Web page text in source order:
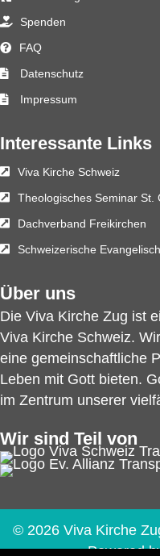
Spenden
FAQ
Datenschutz
Impressum
Interessante Links
Viva Kirche Schweiz
Theologisches Seminar St.
Dachverband Freikirchen
Schweizerische
Über uns
Die Viva Kirche Zug ist
Viva Kirche Schweiz.
eine gemeinschaftliche
Leben mit Gott bieten.
im Zentrum unserer
Wir sind Teil von
© 2026 Viva Kirche
Powered